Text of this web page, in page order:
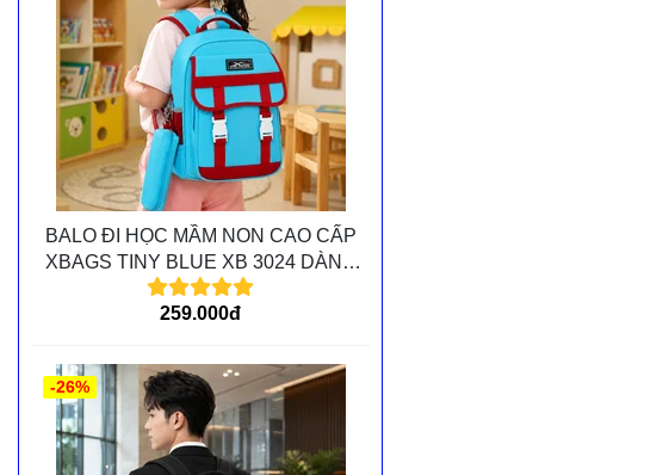
BALO ĐI HỌC MẦM NON CAO CẤP
XBAGS TINY BLUE XB 3024 DÀNH
CHO CÁC BÉ MẦM NON
259.000đ
-26%